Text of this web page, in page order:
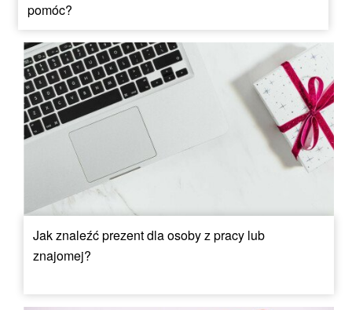
pomóc?
Jak znaleźć prezent dla osoby z pracy lub
znajomej?